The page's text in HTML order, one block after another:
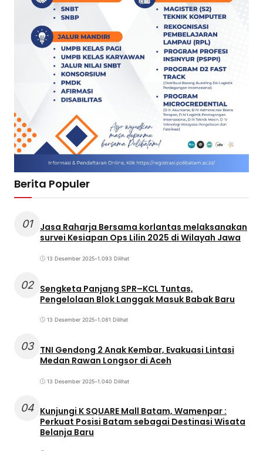
Berita Populer
01
Jasa Raharja Bersama korlantas melaksanakan
survei Kesiapan Ops Lilin 2025 di Wilayah Jawa
13 Desember 2025•1.093 Dilihat
02 Sengketa Panjang SPR–KCL Tuntas,
Pengelolaan Blok Langgak Masuk Babak Baru
13 Desember 2025•1.081 Dilihat
03 TNI Gendong 2 Anak Kembar, Evakuasi Lintasi
Medan Rawan Longsor di Aceh
13 Desember 2025•1.040 Dilihat
04 Kunjungi K SQUARE Mall Batam, Wamenpar :
Perkuat Posisi Batam sebagai Destinasi Wisata
Belanja Baru